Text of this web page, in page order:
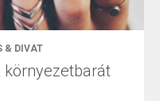
& DIVAT
környezetbarát